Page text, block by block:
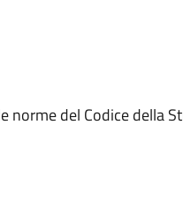
norme del Codice della